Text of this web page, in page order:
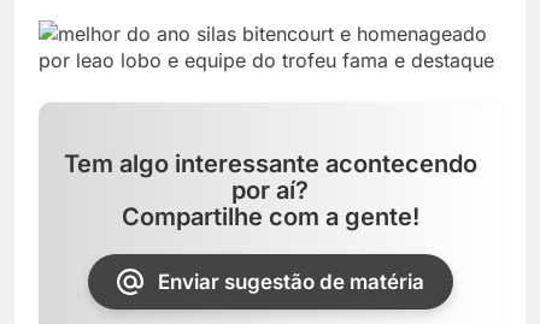
Tem algo interessante acontecendo
por aí?
Compartilhe com a gente!
Enviar sugestão de matéria